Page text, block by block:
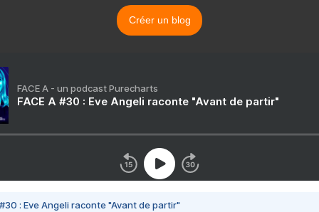
Créer un blog
FACE A - un podcast Purecharts
FACE A #30 : Eve Angeli raconte "Avant de partir"
#30 : Eve Angeli raconte "Avant de partir"